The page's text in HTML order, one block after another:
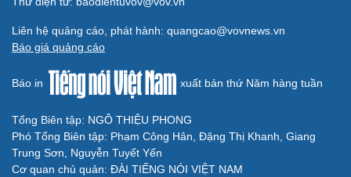
Liên hệ quảng cáo, phát hành: quangcao@vovnews.vn
Báo giá quảng cáo
Báo in xuất bản thứ Năm hàng tuần
Tổng Biên tập: NGÔ THIỆU PHONG
Phó Tổng Biên tập: Phạm Công Hân, Đặng Thị Khanh, Giang
Trung Sơn, Nguyễn Tuyết Yến
Cơ quan chủ quản: ĐÀI TIẾNG NÓI VIỆT NAM